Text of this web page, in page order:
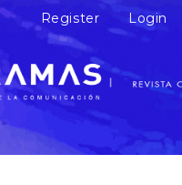
Register Login